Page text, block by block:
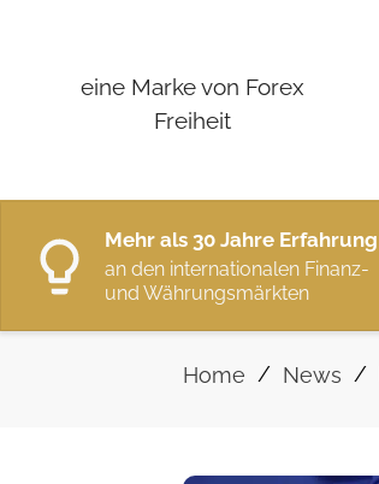
eine Marke von Forex
Freiheit
Mehr als 30 Jahre Erfahrung
an den internationalen Finanz-
und Währungsmärkten
Home / News /